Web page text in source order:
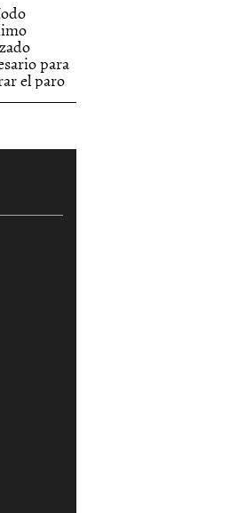
para
el paro